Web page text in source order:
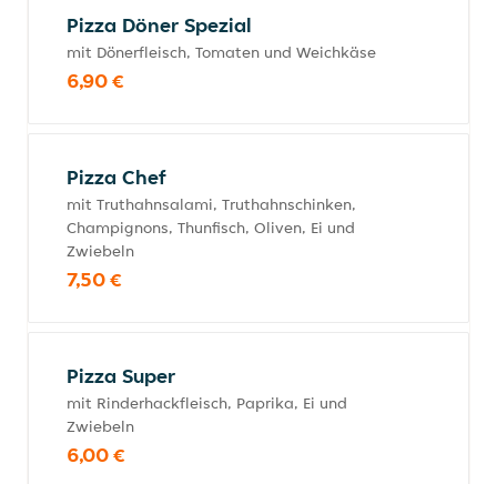
Pizza Döner Spezial
mit Dönerfleisch, Tomaten und Weichkäse
6,90 €
Pizza Chef
mit Truthahnsalami, Truthahnschinken,
Champignons, Thunfisch, Oliven, Ei und
Zwiebeln
7,50 €
Pizza Super
mit Rinderhackfleisch, Paprika, Ei und
Zwiebeln
6,00 €